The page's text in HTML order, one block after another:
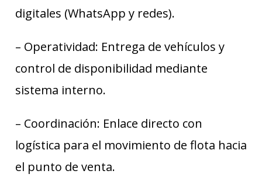
digitales (WhatsApp y redes).
– Operatividad: Entrega de vehículos y
control de disponibilidad mediante
sistema interno.
– Coordinación: Enlace directo con
logística para el movimiento de flota hacia
el punto de venta.